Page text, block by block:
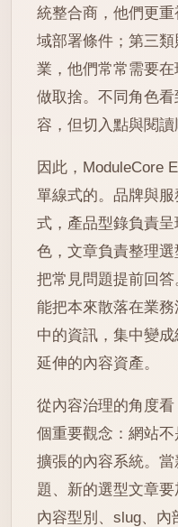
統整合商，他們更
域部署條件；第三
業，他們常常需要
做取捨。不同角色
容，但切入點與閱讀
因此，ModuleCore
單線式的。品牌與
式，產品型錄負責
色，文章負責整理
把常見問題提前回
能把本來散落在業
中的資訊，集中變
延伸的內容資產。
從內容治理的角度
個重要觀念：網站
擴張的內容系統。
題、新的選型文章
內容型別、slug、內